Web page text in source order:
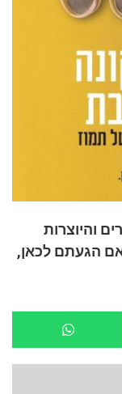
והיוצרות
הגעתם לכאן,